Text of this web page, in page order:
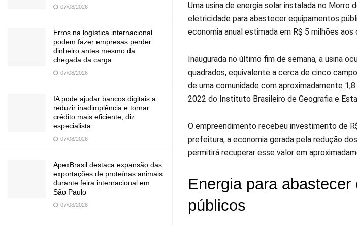
07/08/2026
Erros na logística internacional
podem fazer empresas perder
dinheiro antes mesmo da
chegada da carga
07/08/2026
IA pode ajudar bancos digitais a
reduzir inadimplência e tornar
crédito mais eficiente, diz
especialista
07/08/2026
ApexBrasil destaca expansão das
exportações de proteínas animais
durante feira internacional em
São Paulo
07/08/2026
Uma usina de energia solar instalada no Morro
eletricidade para abastecer equipamentos
economia anual estimada em R$ 5 milhões
Inaugurada no último fim de semana, a usina
quadrados, equivalente a cerca de cinco
de uma comunidade com aproximadamente
2022 do Instituto Brasileiro de Geografia e
O empreendimento recebeu investimento de
prefeitura, a economia gerada pela redução
permitirá recuperar esse valor em
Energia para abastecer
públicos